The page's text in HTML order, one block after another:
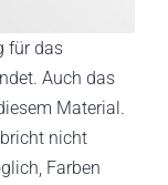
für das
Auch das
Material.
nicht
Farben